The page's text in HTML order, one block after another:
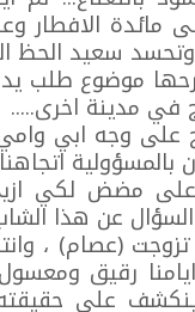
الافطار
سعيد الحظ
موضوع طلب يدي
مدينة اخرى.....
على وجه ابي
بالمسؤولية
مضض لكي
عن هذا
(عصام) ،
رقيق
على